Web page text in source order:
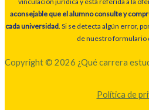
aconsejable que el alumno consulte y
cada universidad. Si se detecta algún error,
de nuestro formulario
Copyright © 2026 ¿Qué carrera
Política de